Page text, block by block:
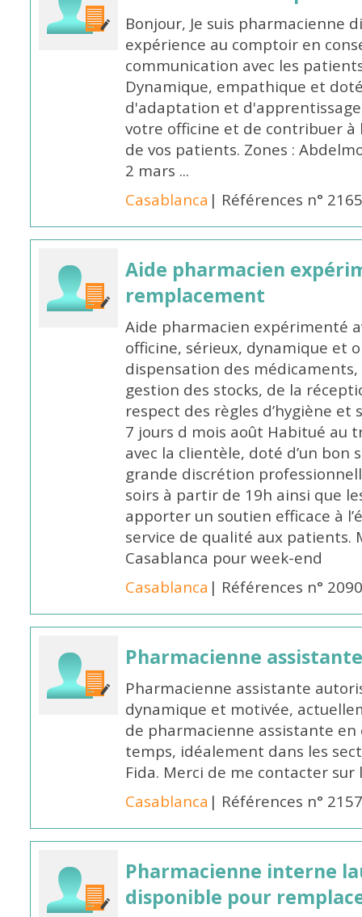
Bonjour, Je suis pharmacienne
expérience au comptoir en
communication avec les
Dynamique, empathique et
d'adaptation et
votre officine et de contribuer
de vos patients. Zones :
2 mars ...
Casablanca | Références n°
Aide pharmacien
remplacement
Aide pharmacien expérimenté
officine, sérieux, dynamique et
dispensation des
gestion des stocks, de la
respect des règles d’hygiène
7 jours d mois août Habitué au
avec la clientèle, doté d’un bon
grande discrétion
soirs à partir de 19h ainsi que
apporter un soutien efficace à
service de qualité aux patients.
Casablanca pour week-end
Casablanca | Références n°
Pharmacienne
Pharmacienne assistante
dynamique et motivée,
de pharmacienne assistante en
temps, idéalement dans les
Fida. Merci de me contacter sur
Casablanca | Références n°
Pharmacienne interne
disponible pour